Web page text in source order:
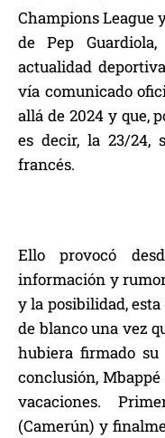
Champions League
de Pep
actualidad
vía comunicado
allá de 2024 y que,
es decir, la 23/24,
francés.
Ello provocó
información y
y la posibilidad,
de blanco una vez
hubiera firmado
conclusión, Mbappé
vacaciones.
(Camerún) y